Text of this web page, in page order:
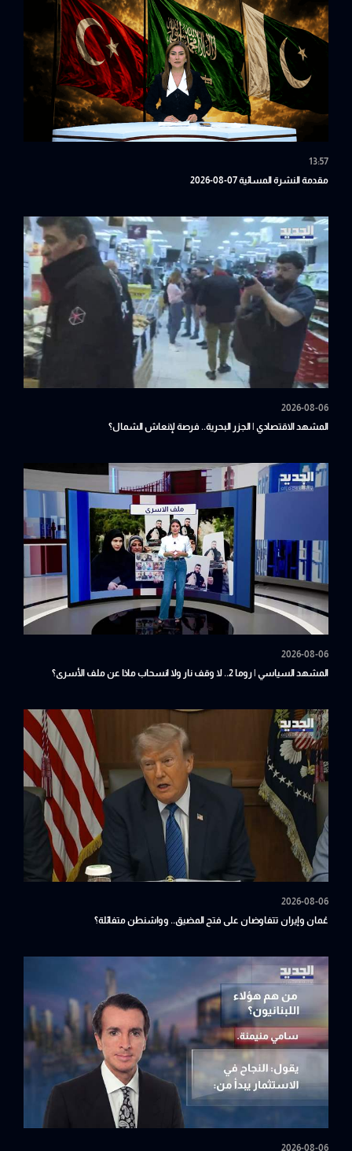
13:57
مقدمة النشرة المسائية 07-08-2026
2026-08-06
المشهد الاقتصادي | الجزر البحرية.. فرصة لإنعاش الشمال؟
2026-08-06
المشهد السياسي | روما 2.. لا وقف نار ولا انسحاب ماذا عن ملف الأسرى؟
2026-08-06
عُمان وإيران تتفاوضان على فتح المضيق.. وواشنطن متفائلة؟
2026-08-06